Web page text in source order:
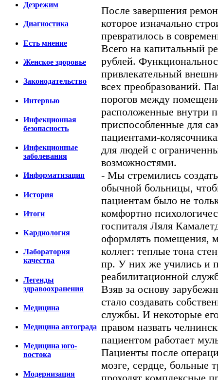
Дезрежим
Диагностика
Есть мнение
Женское здоровье
Законодательство
Интервью
Инфекционная
безопасность
Инфекционные
заболевания
Информатизация
История
Итоги
Кардиология
Лаборатория
качества
Легенды
здравоохранения
Медицина
Медицина автограда
Медицина юго-
востока
Модернизация
После завершения
которое изначально
превратилось в
Всего на капитальный
рублей.
привлекательный
всех преобразований.
порогов между
расположенные внутри
приспособленные для
пациентами-
для людей с
возможностями.
- Мы стремились
обычной больницы,
пациентам было не
комфортно
госпиталя Ляля
оформлять помещения,
коллег: теплые тона
пр. У них же учились и
реабилитационной
Взяв за основу
стало создавать
службы. И некоторые
правом назвать
пациентом работает
Пациенты после
мозге, сердце, больные